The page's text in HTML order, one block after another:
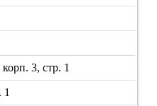
3, стр. 1
1